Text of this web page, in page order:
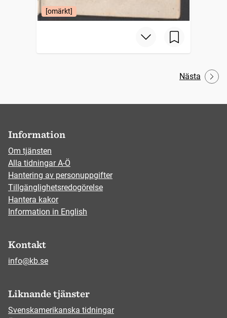
[omärkt]
Nästa
Information
Om tjänsten
Alla tidningar A-Ö
Hantering av personuppgifter
Tillgänglighetsredogörelse
Hantera kakor
Information in English
Kontakt
info@kb.se
Liknande tjänster
Svenskamerikanska tidningar